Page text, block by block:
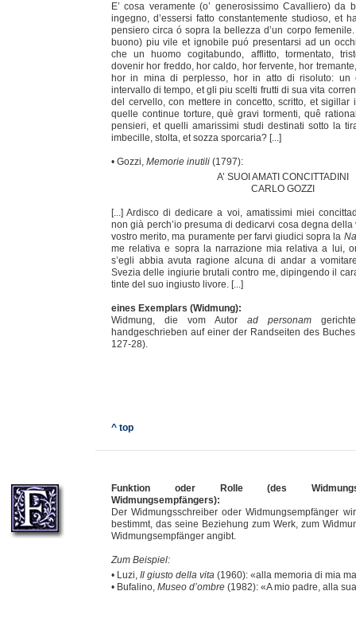
E’ cosa veramente (o’ generosissimo Cavalliero) da
ingegno, d’essersi fatto constantemente studioso, et
pensiero circa ó sopra la bellezza d’un corpo
buono) piu vile et ignobile puó presentarsi ad un
che un huomo cogitabundo, afflitto, tormentato,
dovenir hor freddo, hor caldo, hor fervente, hor
hor in mina di perplesso, hor in atto di risoluto: un
intervallo di tempo, et gli piu scelti frutti di sua vita
del cervello, con mettere in concetto, scritto, et sigillar
quelle continue torture, què gravi tormenti, quê
pensieri, et quelli amarissimi studi destinati sotto la
imbecille, stolta, et sozza sporcaria? [...]
• Gozzi, Memorie inutili (1797):
A’ SUOI AMATI CONCITTADINI
CARLO GOZZI
[...] Ardisco di dedicare a voi, amatissimi miei
non già perch’io presuma di dedicarvi cosa degna
vostro merito, ma puramente per farvi giudici sopra la
me relativa e sopra la narrazione mia relativa a lui,
s’egli abbia avuta ragione alcuna di andar a
Svezia delle ingiurie brutali contro me, dipingendo il
tinte del suo ingiusto livore. [...]
eines Exemplars (Widmung):
Widmung, die vom Autor ad personam
handgeschrieben auf einer der Randseiten des
127-28).
^ top
Funktion oder Rolle (des
Widmungsempfängers):
Der Widmungsschreiber oder Widmungsempfänger
bestimmt, das seine Beziehung zum Werk, zum
Widmungsempfänger angibt.
Zum Beispiel:
• Luzi, Il giusto della vita (1960): «alla memoria di mia
• Bufalino, Museo d’ombre (1982): «A mio padre, alla